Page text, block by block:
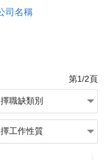
司名稱
第1/2頁